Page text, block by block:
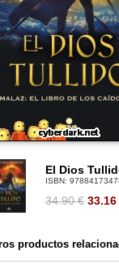
El Dios
ISBN:
34.90 € 33.16
productos